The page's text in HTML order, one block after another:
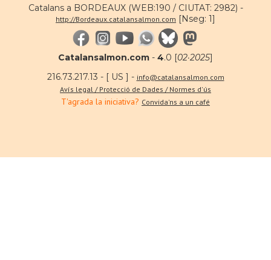
Catalans a BORDEAUX (WEB:190 / CIUTAT: 2982) -
http://Bordeaux.catalansalmon.com [Nseg: 1]
Catalansalmon.com - 4.0 [02·2025]
216.73.217.13 - [ US ] - info@catalansalmon.com
Avís legal / Protecció de Dades / Normes d'ús
T'agrada la iniciativa? Convida'ns a un café